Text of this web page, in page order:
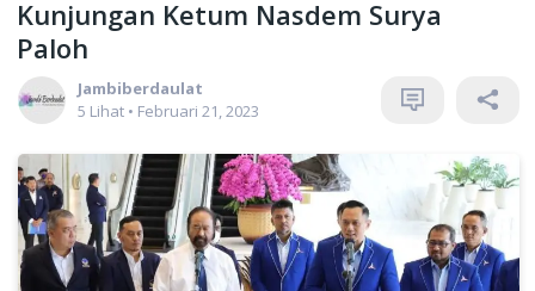
Kunjungan Ketum Nasdem Surya
Paloh
Jambiberdaulat
5 Lihat • Februari 21, 2023